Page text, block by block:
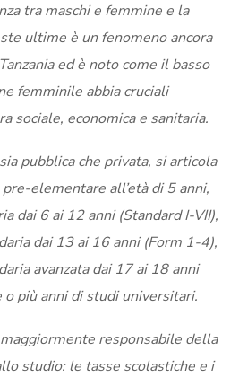
tra maschi e femmine e la
ultime è un fenomeno ancora
ed è noto come il basso
femminile abbia cruciali
sociale, economica e sanitaria.
pubblica che privata, si articola
elementare all’età di 5 anni,
dai 6 ai 12 anni (Standard I-VII),
dai 13 ai 16 anni (Form 1-4),
avanzata dai 17 ai 18 anni
più anni di studi universitari.
responsabile della
studio: le tasse scolastiche e i